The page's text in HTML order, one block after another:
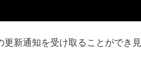
更新通知を受け取ることができ